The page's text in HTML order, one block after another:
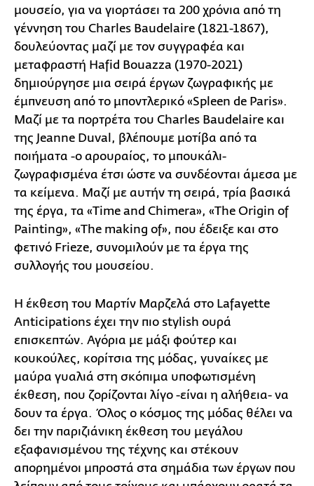
μουσείο, για να γιορτάσει τα 200 χρόνια από τη
γέννηση του Charles Baudelaire (1821-1867),
δουλεύοντας μαζί με τον συγγραφέα και
μεταφραστή Hafid Bouazza (1970-2021)
δημιούργησε μια σειρά έργων ζωγραφικής με
έμπνευση από το μποντλερικό «Spleen de Paris».
Μαζί με τα πορτρέτα του Charles Baudelaire και
της Jeanne Duval, βλέπουμε μοτίβα από τα
ποιήματα -ο αρουραίος, το μπουκάλι-
ζωγραφισμένα έτσι ώστε να συνδέονται άμεσα με
τα κείμενα. Μαζί με αυτήν τη σειρά, τρία βασικά
της έργα, τα «Τime and Chimera», «The Origin of
Painting», «The making of», που έδειξε και στο
φετινό Frieze, συνομιλούν με τα έργα της
συλλογής του μουσείου.
Η έκθεση του Μαρτίν Μαρζελά στο Lafayette
Anticipations έχει την πιο stylish ουρά
επισκεπτών. Αγόρια με μάξι φούτερ και
κουκούλες, κορίτσια της μόδας, γυναίκες με
μαύρα γυαλιά στη σκόπιμα υποφωτισμένη
έκθεση, που ζορίζονται λίγο -είναι η αλήθεια- να
δουν τα έργα. Όλος ο κόσμος της μόδας θέλει να
δει την παριζιάνικη έκθεση του μεγάλου
εξαφανισμένου της τέχνης και στέκουν
απορημένοι μπροστά στα σημάδια των έργων που